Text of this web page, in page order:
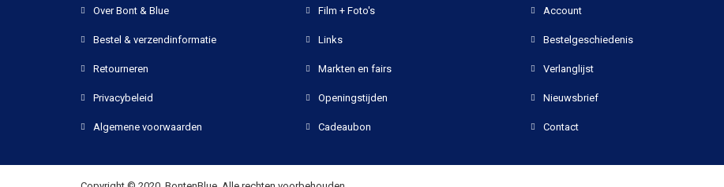
Over Bont & Blue
Bestel & verzendinformatie
Retourneren
Privacybeleid
Algemene voorwaarden
Film + Foto's
Links
Markten en fairs
Openingstijden
Cadeaubon
Account
Bestelgeschiedenis
Verlanglijst
Nieuwsbrief
Contact